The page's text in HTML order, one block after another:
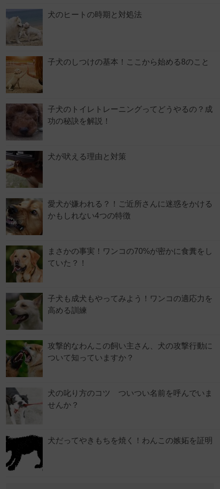
犬のヒートの時期と対処法
子犬のしつけの基本！ここから始める8のこと
子犬のトイレトレーニングってどうやるの？成
功の秘訣を解説！
犬が吠える理由と対策
愛犬が嫌われる？！ご近所さんに迷惑をかける
かもしれない4つの特徴
まさかの事実！ワンコの70%が密かに食糞をし
ていた？！
子犬も成犬もやってみよう！ワンコの適応力を
高める訓練
攻撃的なわんこの飼い主さん、犬の攻撃行動に
ついて知っていますか？
犬の叱り方のコツ ついつい名前を呼んでいま
せんか？
犬だってやきもちを焼く！わんこの嫉妬を証明